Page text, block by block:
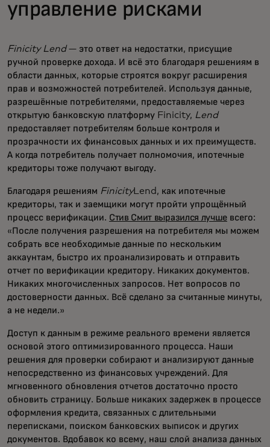
управление рисками
Finicity Lend— это ответ на недостатки, присущие
ручной проверке дохода. И всё это благодаря решениям в
области данных, которые строятся вокруг расширения
прав и возможностей потребителей. Используя данные,
разрешённые потребителями, предоставляемые через
открытую банковскую платформу Finicity, Lend
предоставляет потребителям больше контроля и
прозрачности их финансовых данных и их преимуществ.
А когда потребитель получает полномочия, ипотечные
кредиторы тоже получают выгоду.
Благодаря решениям FinicityLend, как ипотечные
кредиторы, так и заемщики могут пройти упрощённый
процесс верификации. Стив Смит выразился лучше всего:
«После получения разрешения на потребителя мы можем
собрать все необходимые данные по нескольким
аккаунтам, быстро их проанализировать и отправить
отчет по верификации кредитору. Никаких документов.
Никаких многочисленных запросов. Нет вопросов по
достоверности данных. Всё сделано за считанные минуты,
а не недели.»
Доступ к данным в режиме реального времени является
основой этого оптимизированного процесса. Наши
решения для проверки собирают и анализируют данные
непосредственно из финансовых учреждений. Для
мгновенного обновления отчетов достаточно просто
обновить страницу. Больше никаких задержек в процессе
оформления кредита, связанных с длительными
переписками, поиском банковских выписок и других
документов. Вдобавок ко всему, наш слой анализа данных